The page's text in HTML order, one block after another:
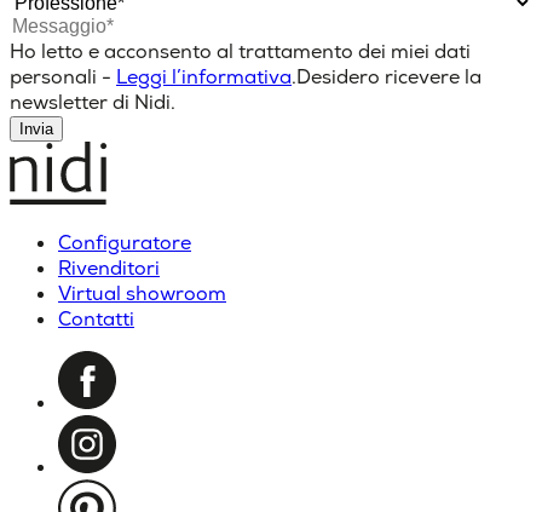
Ho letto e acconsento al trattamento dei miei dati
personali - Leggi l’informativa.Desidero ricevere la
newsletter di Nidi.
Invia
Configuratore
Rivenditori
Virtual showroom
Contatti